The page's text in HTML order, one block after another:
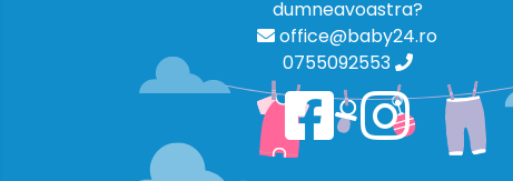
dumneavoastra?
office@baby24.ro
0755092553